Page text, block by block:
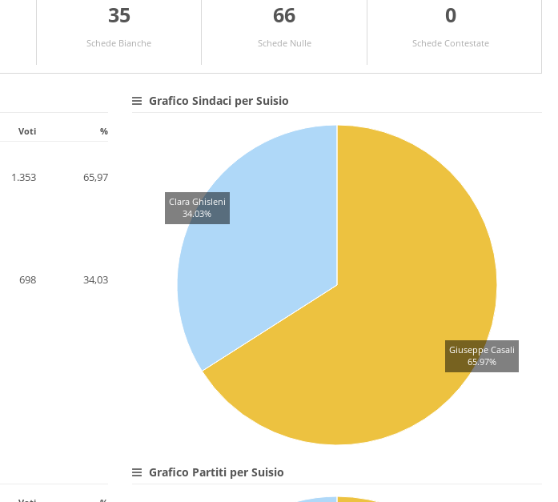
35
Schede Bianche
66
Schede Nulle
0
Schede Contestate
Voti %
1.353 65,97
698 34,03
Grafico Sindaci per Suisio
Giuseppe Casali
65.97%
Clara Ghisleni
34.03%
Grafico Partiti per Suisio